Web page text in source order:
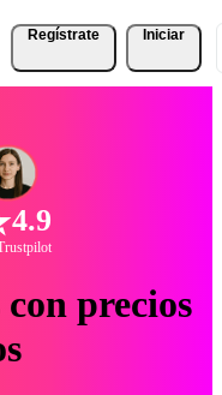
Regístrate Iniciar
4.9
precios